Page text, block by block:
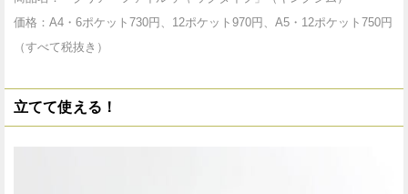
価格：A4・6ポケット730円、12ポケット970円、A5・12ポケット750円
（すべて税抜き）
立てて使える！